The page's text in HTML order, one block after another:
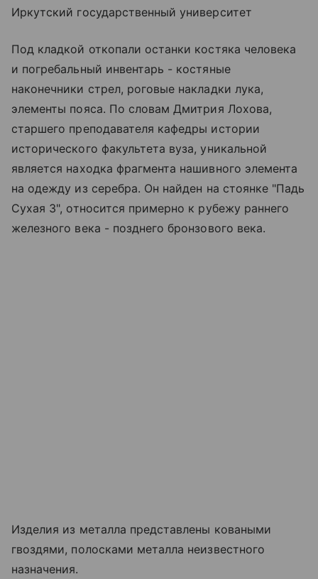
Иркутский государственный университет
Под кладкой откопали останки костяка человека
и погребальный инвентарь - костяные
наконечники стрел, роговые накладки лука,
элементы пояса. По словам Дмитрия Лохова,
старшего преподавателя кафедры истории
исторического факультета вуза, уникальной
является находка фрагмента нашивного элемента
на одежду из серебра. Он найден на стоянке "Падь
Сухая 3", относится примерно к рубежу раннего
железного века - позднего бронзового века.
Изделия из металла представлены коваными
гвоздями, полосками металла неизвестного
назначения.